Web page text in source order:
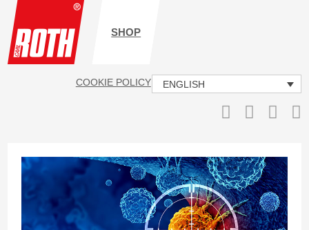
SHOP
ENGLISH DATA PROTECTION
IMPRINT
COOKIE POLICY